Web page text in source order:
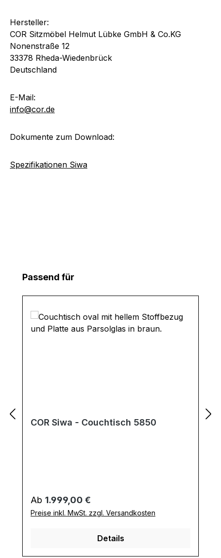
Hersteller:
COR Sitzmöbel Helmut Lübke GmbH & Co.KG
Nonenstraße 12
33378 Rheda-Wiedenbrück
Deutschland
E-Mail:
info@cor.de
Dokumente zum Download:
Spezifikationen Siwa
Produktgalerie überspringen
Passend für
COR Siwa - Couchtisch 5850
Regulärer Preis:
Ab 1.999,00 €
Preise inkl. MwSt. zzgl. Versandkosten
Details